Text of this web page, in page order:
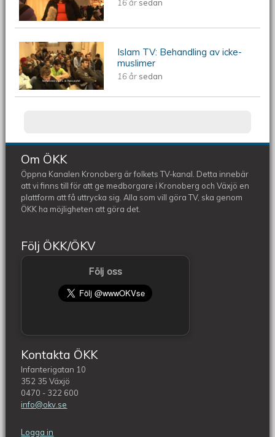
Decembermarknad
16 år sedan
ÖKV Play - Islam TV: Behandling av
icke-muslimer
Islam TV: Behandling av icke-
muslimer
16 år sedan
Om ÖKK
Öppna Kanalen Kronoberg är folkets TV-kanal. Detta innebär
att vi finns till för att ge medborgare i Kronoberg och Växjö en
plattform att få uttrycka sig. Alla som vill göra TV, ska genom
ÖKK ha möjligheten att göra det.
Följ ÖKK/ÖKV
Följ oss
Kontakta ÖKK
Infanterigatan 10
352 35 Växjö
0470 - 322 600
info@okv.se
Logga in